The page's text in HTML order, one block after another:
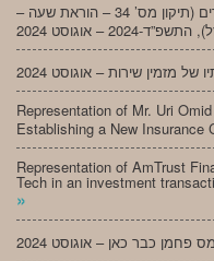
מעו”דכן יחסי עבודה – חוק פיצויי פיטורים (תיקון מס’ 34 – הוראת שעה –
Representation of Mr. Uri
Establishing a New Insurance
Representation of AmTrust
Tech in an investment
»